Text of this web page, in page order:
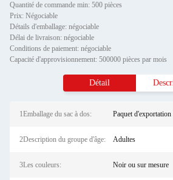
Quantité de commande min: 500 pièces
Prix: Négociable
Détails d'emballage: négociable
Délai de livraison: négociable
Conditions de paiement: négociable
Capacité d'approvisionnement: 500000 pièces par mois
Détail
1Emballage du sac à dos: Paquet d'exportation
2Description du groupe d'âge: Adultes
3Les couleurs: Noir ou sur mesure